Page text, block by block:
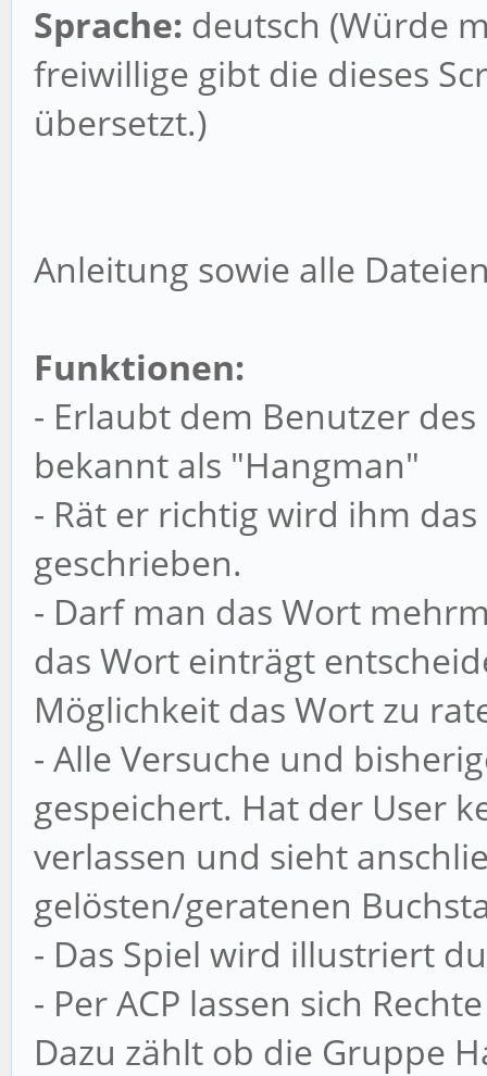
Sprache: deutsch (Würde
freiwillige gibt die dieses
übersetzt.)
Anleitung sowie alle
Funktionen:
- Erlaubt dem Benutzer
bekannt als "Hangman"
- Rät er richtig wird ihm
geschrieben.
- Darf man das Wort
das Wort einträgt
Möglichkeit das Wort zu
- Alle Versuche und
gespeichert. Hat der User
verlassen und sieht
gelösten/geratenen
- Das Spiel wird illustriert
- Per ACP lassen sich
Dazu zählt ob die Gruppe